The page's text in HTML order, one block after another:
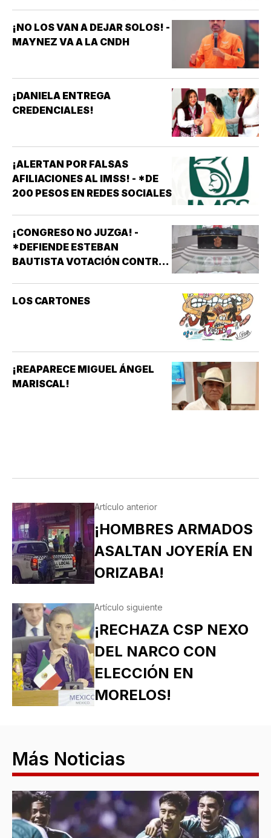
¡NO LOS VAN A DEJAR SOLOS! -
MAYNEZ VA A LA CNDH
¡DANIELA ENTREGA
CREDENCIALES!
¡ALERTAN POR FALSAS
AFILIACIONES AL IMSS! - *DE
200 PESOS EN REDES SOCIALES
¡CONGRESO NO JUZGA! -
*DEFIENDE ESTEBAN
BAUTISTA VOTACIÓN CONTRA
LOS CARTONES
¡REAPARECE MIGUEL ÁNGEL
MARISCAL!
Artículo anterior
¡HOMBRES ARMADOS
ASALTAN JOYERÍA EN
ORIZABA!
Artículo siguiente
¡RECHAZA CSP NEXO
DEL NARCO CON
ELECCIÓN EN
MORELOS!
Más Noticias